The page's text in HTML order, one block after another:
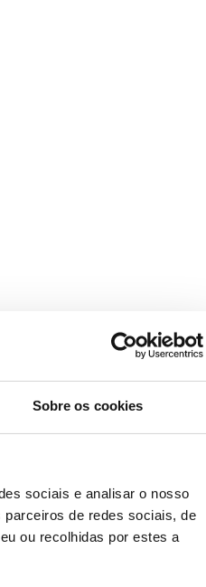
Sobre os cookies
sociais e analisar o nosso
de redes sociais, de
ou recolhidas por estes a